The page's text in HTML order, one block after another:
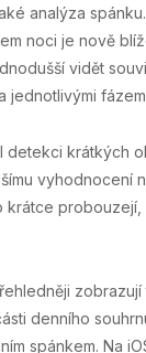
analýza
noci je nově
vidět
jednotlivými
detekci krátkých
vyhodnocení
krátce probouzejí,
zobrazují
denního
spánkem. Na